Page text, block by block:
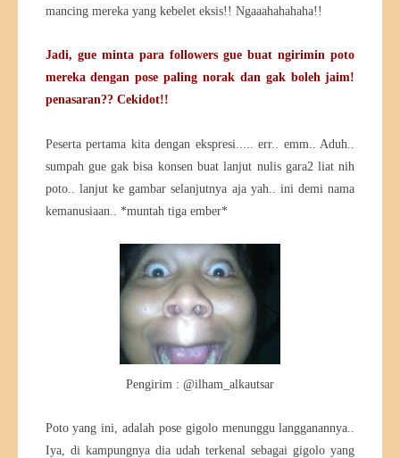
mancing mereka yang kebelet eksis!! Ngaaahahahaha!!
Jadi, gue minta para followers gue buat ngirimin poto
mereka dengan pose paling norak dan gak boleh jaim!
penasaran?? Cekidot!!
Peserta pertama kita dengan ekspresi..... err.. emm.. Aduh..
sumpah gue gak bisa konsen buat lanjut nulis gara2 liat nih
poto.. lanjut ke gambar selanjutnya aja yah.. ini demi nama
kemanusiaan.. *muntah tiga ember*
Pengirim : @ilham_alkautsar
Poto yang ini, adalah pose gigolo menunggu langganannya..
Iya, di kampungnya dia udah terkenal sebagai gigolo yang